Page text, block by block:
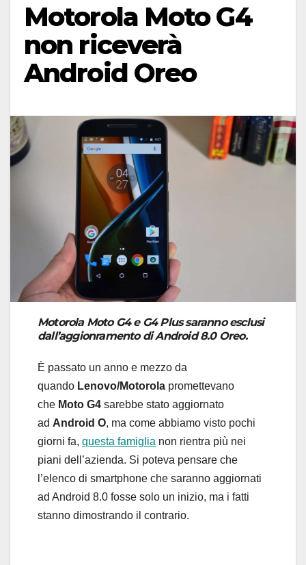
Motorola Moto G4
non riceverà
Android Oreo
Motorola Moto G4 e G4 Plus saranno esclusi
dall’aggionramento di Android 8.0 Oreo.
È passato un anno e mezzo da
quando Lenovo/Motorola promettevano
che Moto G4 sarebbe stato aggiornato
ad Android O, ma come abbiamo visto pochi
giorni fa, questa famiglia non rientra più nei
piani dell’azienda. Si poteva pensare che
l’elenco di smartphone che saranno aggiornati
ad Android 8.0 fosse solo un inizio, ma i fatti
stanno dimostrando il contrario.